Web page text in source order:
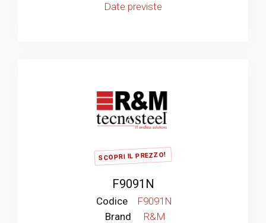
Date previste
SCOPRI IL PREZZO!
F9091N
Codice
F9091N
Brand
R&M